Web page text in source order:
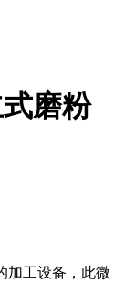
磨粉
加工设备，此微